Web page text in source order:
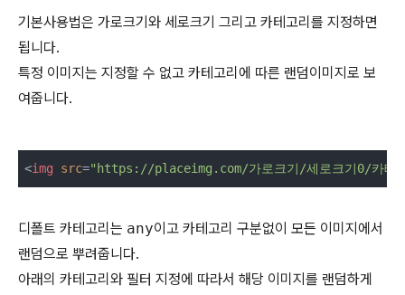
기본사용법은 가로크기와 세로크기 그리고 카테고리를 지정하면
됩니다.
특정 이미지는 지정할 수 없고 카테고리에 따른 랜덤이미지로 보
여줍니다.
<img src="https://placeimg.com/가로크기/세로크기0/카테
디폴트 카테고리는 any이고 카테고리 구분없이 모든 이미지에서
랜덤으로 뿌려줍니다.
아래의 카테고리와 필터 지정에 따라서 해당 이미지를 랜덤하게